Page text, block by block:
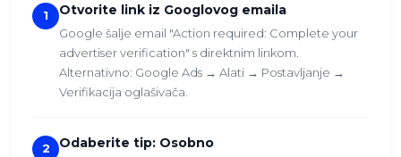
1 Otvorite link iz Googlovog emaila
Google šalje email "Action required: Complete your
advertiser verification" s direktnim linkom.
Alternativno: Google Ads → Alati → Postavljanje →
Verifikacija oglašivača.
2 Odaberite tip: Osobno